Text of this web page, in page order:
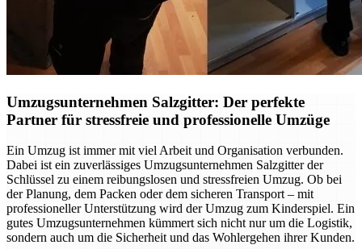
Umzugsunternehmen Salzgitter: Der perfekte
Partner für stressfreie und professionelle Umzüge
Ein Umzug ist immer mit viel Arbeit und Organisation verbunden.
Dabei ist ein zuverlässiges Umzugsunternehmen Salzgitter der
Schlüssel zu einem reibungslosen und stressfreien Umzug. Ob bei
der Planung, dem Packen oder dem sicheren Transport – mit
professioneller Unterstützung wird der Umzug zum Kinderspiel. Ein
gutes Umzugsunternehmen kümmert sich nicht nur um die Logistik,
sondern auch um die Sicherheit und das Wohlergehen ihrer Kunden.